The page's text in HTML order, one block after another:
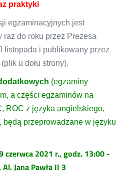
praktyki
egzaminacyjnych jest
raz do roku przez Prezesa
listopada i publikowany przez
u dołu strony).
(egzaminy
a części egzaminów na
ROC z języka angielskiego,
będą przeprowadzane w języku
czerwca 2021 r., godz. 13:00 -
Jana Pawła II 3